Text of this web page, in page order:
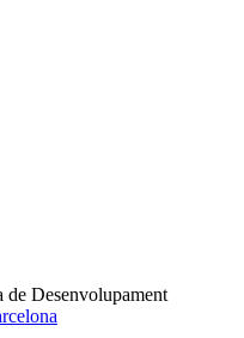
de Desenvolupament